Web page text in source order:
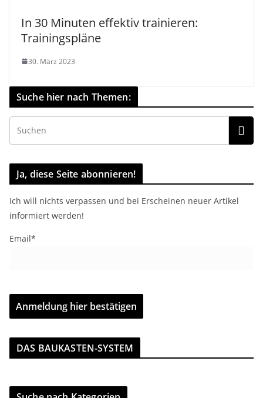
In 30 Minuten effektiv trainieren:
Trainingspläne
30. März 2023
Suche hier nach Themen:
Ja, diese Seite abonnieren!
Ich will nichts verpassen und bei Erscheinen neuer Artikel
informiert werden!
Email*
DAS BAUKASTEN-SYSTEM